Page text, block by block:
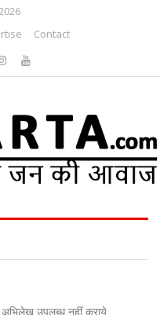
Contact
अभिलेख उपलब्ध नहीं कराये